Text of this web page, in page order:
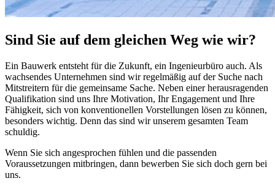
Sind Sie auf dem gleichen Weg wie wir?
Ein Bauwerk entsteht für die Zukunft, ein Ingenieurbüro auch. Als
wachsendes Unternehmen sind wir regelmäßig auf der Suche nach
Mitstreitern für die gemeinsame Sache. Neben einer herausragenden
Qualifikation sind uns Ihre Motivation, Ihr Engagement und Ihre
Fähigkeit, sich von konventionellen Vorstellungen lösen zu können,
besonders wichtig. Denn das sind wir unserem gesamten Team
schuldig.
Wenn Sie sich angesprochen fühlen und die passenden
Voraussetzungen mitbringen, dann bewerben Sie sich doch gern bei
uns.